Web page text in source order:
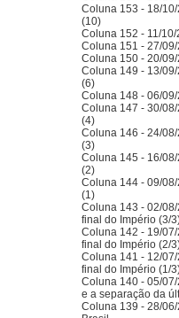
Coluna 153 - 18/
(10)
Coluna 152 - 11/
Coluna 151 - 27/
Coluna 150 - 20/
Coluna 149 - 13/
(6)
Coluna 148 - 06/
Coluna 147 - 30/
(4)
Coluna 146 - 24/
(3)
Coluna 145 - 16/
(2)
Coluna 144 - 09/
(1)
Coluna 143 - 02/
final do Império (3/
Coluna 142 - 19/
final do Império (2/
Coluna 141 - 12/
final do Império (1/
Coluna 140 - 05/
e a separação da
Coluna 139 - 28/